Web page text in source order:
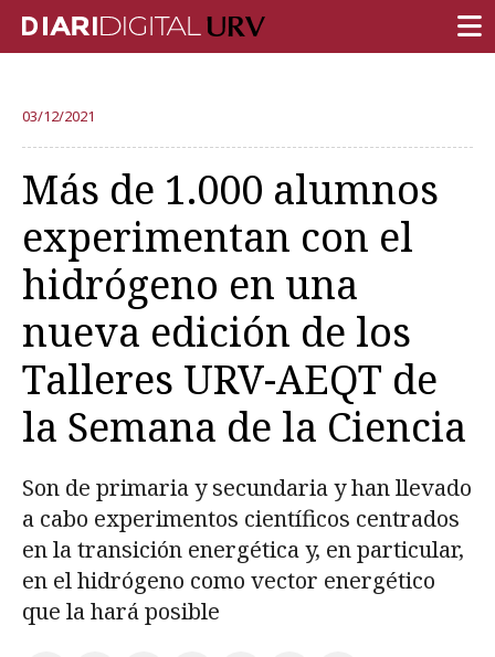
INVESTIGACIÓN
DOCENCIA
INSTITUCIÓN
VIDA EN EL CAMPUS
COMUNIDAD URV
REPORTAJES
Ámbitos universitarios
Prueba la búsqueda avanzada
03/12/2021
Más de 1.000 alumnos
experimentan con el
hidrógeno en una
nueva edición de los
Talleres URV-AEQT de
la Semana de la Ciencia
Son de primaria y secundaria y han llevado
a cabo experimentos científicos centrados
en la transición energética y, en particular,
en el hidrógeno como vector energético
que la hará posible